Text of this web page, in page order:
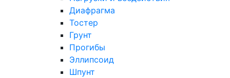
Диафрагма
Тостер
Грунт
Прогибы
Эллипсоид
Шпунт